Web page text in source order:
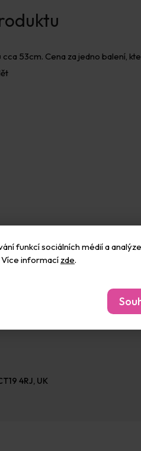
funkcí sociálních médií a
informacízde.
53cm. Cena za jedno balení,
a vedla k akvizici a růstu
produktů, které si zákazníci
4RJ, UK